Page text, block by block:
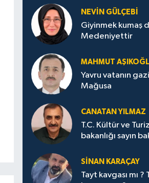
NEVİN GÜLÇEBİ
Giyinmek kumaş
Medeniyettir
MAHMUT
Yavru vatanın
Mağusa
CANATAN YILMAZ
T.C. Kültür ve
bakanlığı sayın
SİNAN KARAÇAY
Tayt kavgası mı ?